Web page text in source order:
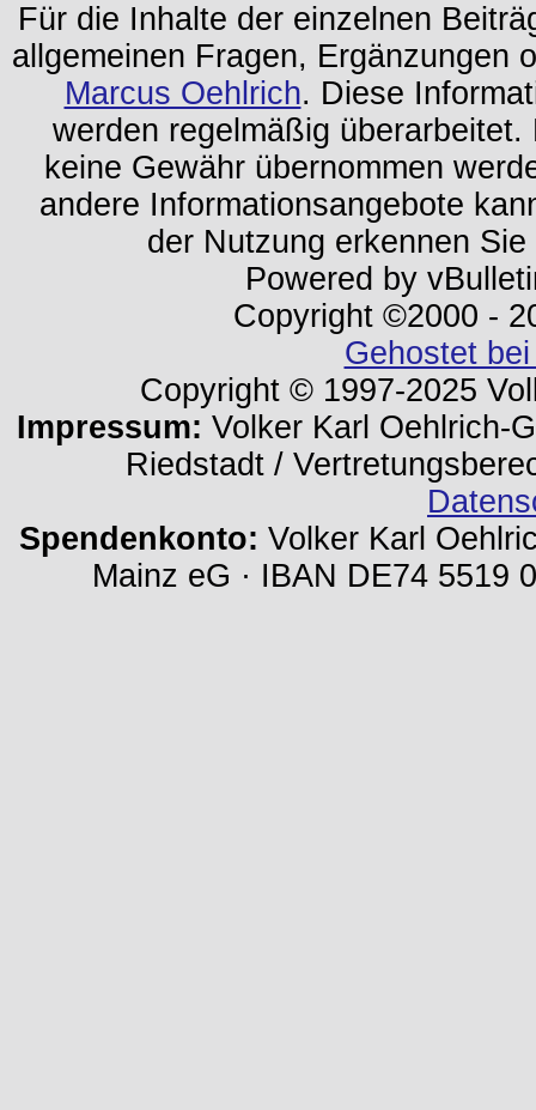
Für die Inhalte der einzelnen
allgemeinen Fragen, Ergänzungen
Marcus Oehlrich. Diese
werden regelmäßig
keine Gewähr übernommen
andere Informationsangebote
der Nutzung erkennen
Powered by
Copyright ©2000 -
Gehostet
Copyright © 1997-2025
Impressum: Volker Karl Oehlrich-
Riedstadt /
Spendenkonto: Volker Karl
Mainz eG · IBAN DE74 5519